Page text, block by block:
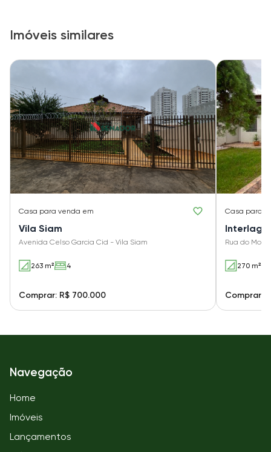
Imóveis similares
Casa para venda em
Vila Siam
Avenida Celso Garcia Cid - Vila Siam
263 m² 4
Comprar: R$ 700.000
Casa para
Rua do
270 m²
Comprar:
Navegação
Home
Imóveis
Lançamentos